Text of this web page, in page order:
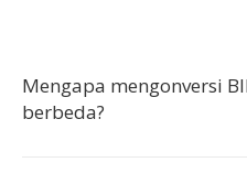
Mengapa mengonversi
berbeda?